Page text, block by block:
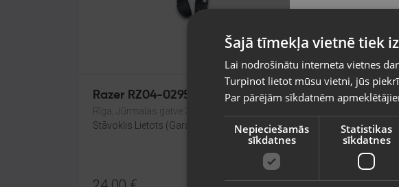
Razer RZ04-0295
Rīga, Jūrmalas gatve 30
Stāvoklis Lietots (Garantija 6 mēneši)
Austiņas
Stāvoklis
valsti
Vietnes
Valsts
Valoda
Šajā tīmekļa vietnē tiek
Lai nodrošinātu interneta vietnes
Turpinot lietot mūsu vietni, jūs
Par pārējām sīkdatnēm
Nepieciešamās
sīkdatnes
Statistikas
sīkdatnes